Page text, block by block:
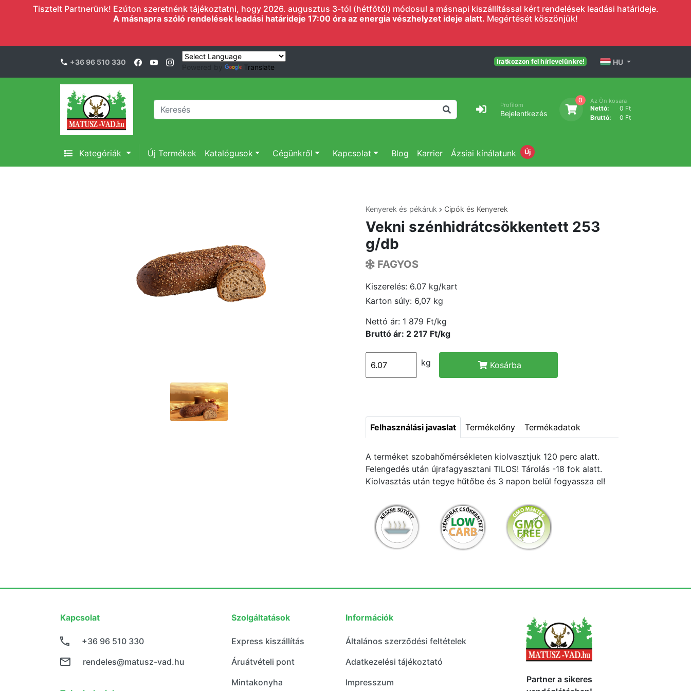
Tisztelt Partnerünk! Ezúton szeretnénk tájékoztatni, hogy 2026. augusztus 3-tól (hétfőtől) módosul a másnapi kiszállítással kért rendelések leadási határideje.
A másnapra szóló rendelések leadási határideje 17:00 óra az energia vészhelyzet ideje alatt. Megértését köszönjük!
+36 96 510 330
Powered by Translate
Iratkozzon fel hírlevelünkre! HU
Profilom
Bejelentkezés
0 Az Ön kosara
Nettó:
0 Ft
Bruttó:
0 Ft
Kategóriák Új Termékek Katalógusok Cégünkről Kapcsolat Blog Karrier Ázsiai kínálatunk Új
Kenyerek és pékáruk Cipók és Kenyerek
Vekni szénhidrátcsökkentett 253
g/db
FAGYOS
Kiszerelés: 6.07 kg/kart
Karton súly: 6,07 kg
Nettó ár: 1 879 Ft/kg
Bruttó ár: 2 217 Ft/kg
kg Kosárba
Felhasználási javaslat Termékelőny Termékadatok
A terméket szobahőmérsékleten kiolvasztjuk 120 perc alatt.
Felengedés után újrafagyasztani TILOS! Tárolás -18 fok alatt.
Kiolvasztás után tegye hűtőbe és 3 napon belül fogyassza el!
Kapcsolat
+36 96 510 330
rendeles@matusz-vad.hu
Szolgáltatások
Express kiszállítás
Áruátvételi pont
Mintakonyha
Információk
Általános szerződési feltételek
Adatkezelési tájékoztató
Impresszum
Partner a sikeres